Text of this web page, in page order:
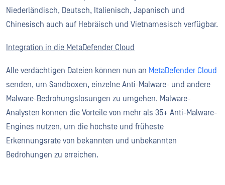
Niederländisch, Deutsch, Italienisch, Japanisch und
Chinesisch auch auf Hebräisch und Vietnamesisch verfügbar.
Integration in die MetaDefender Cloud
Alle verdächtigen Dateien können nun an MetaDefender Cloud
senden, um Sandboxen, einzelne Anti-Malware- und andere
Malware-Bedrohungslösungen zu umgehen. Malware-
Analysten können die Vorteile von mehr als 35+ Anti-Malware-
Engines nutzen, um die höchste und früheste
Erkennungsrate von bekannten und unbekannten
Bedrohungen zu erreichen.